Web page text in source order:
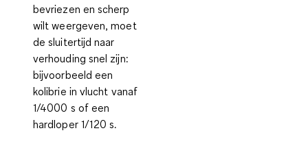
bevriezen en scherp
wilt weergeven, moet
de sluitertijd naar
verhouding snel zijn:
bijvoorbeeld een
kolibrie in vlucht vanaf
1/4000 s of een
hardloper 1/120 s.